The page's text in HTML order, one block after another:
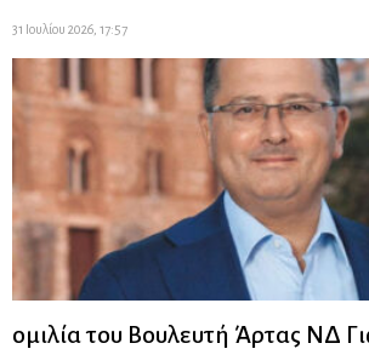
31 Ιουλίου 2026, 17:57
ομιλία του Βουλευτή Άρτας ΝΔ